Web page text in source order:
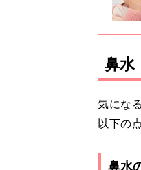
鼻水
気にな
以下の
鼻水